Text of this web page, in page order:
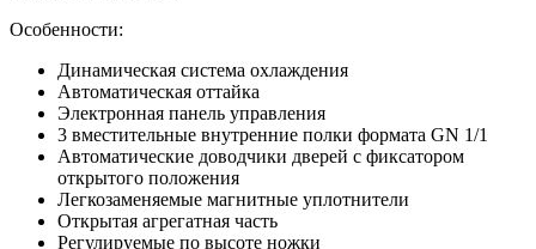
Особенности:
Динамическая система охлаждения
Автоматическая оттайка
Электронная панель управления
3 вместительные внутренние полки формата GN 1/1
Автоматические доводчики дверей с фиксатором
открытого положения
Легкозаменяемые магнитные уплотнители
Открытая агрегатная часть
Регулируемые по высоте ножки